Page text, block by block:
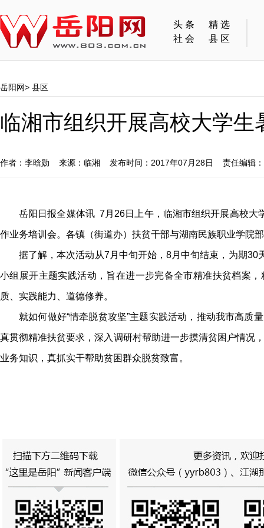
头条
精选
社会
县区
岳阳网> 县区
临湘市组织开展高校大学生
作者：李晗勋 来源：临湘 发布时间：2017年07月28日 责任编辑
岳阳日报全媒体讯 7月26日上午，临湘市组织开展高校大
作业务培训会。各镇（街道办）扶贫干部与湖南民族职业学院
据了解 ，本次活动从7月中旬开始，8月中旬结束 ， 为期30
小组展开主题实践活动 ， 旨在进一步完备全市精准扶贫档案
质、实践能力、道德修养。
就如何做好“情牵脱贫攻坚”主题实践活动 ， 推动我市高质
真贯彻精准扶贫要求 ，深入调研村帮助进一步摸清贫困户情况
业务知识，真抓实干帮助贫困群众脱贫致富。